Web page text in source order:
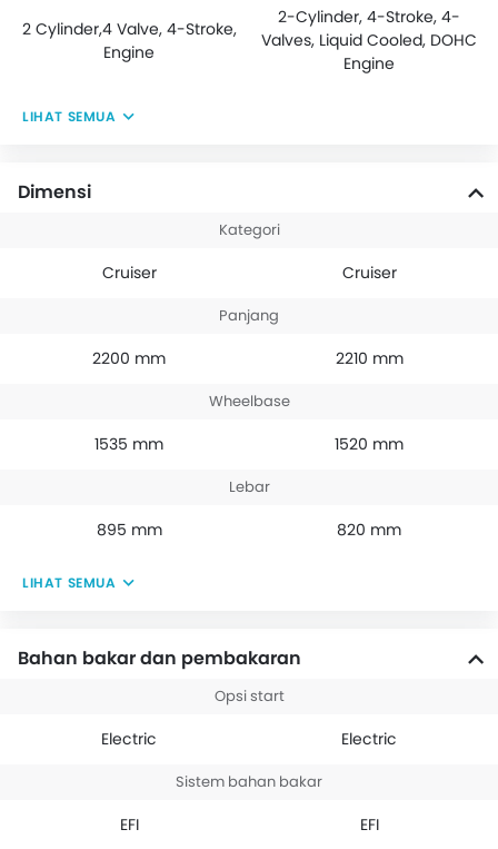
2 Cylinder,4 Valve, 4-Stroke,
Engine
2-Cylinder, 4-Stroke, 4-
Valves, Liquid Cooled, DOHC
Engine
LIHAT SEMUA
Dimensi
Kategori
Cruiser Cruiser
Panjang
2200 mm 2210 mm
Wheelbase
1535 mm 1520 mm
Lebar
895 mm 820 mm
LIHAT SEMUA
Bahan bakar dan pembakaran
Opsi start
Electric Electric
Sistem bahan bakar
EFI EFI